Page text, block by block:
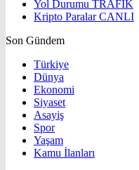
Yol Durumu TRAFİK
Kripto ParalarCANLI
Son Gündem
Türkiye
Dünya
Ekonomi
Siyaset
Asayiş
Spor
Yaşam
Kamu İlanları